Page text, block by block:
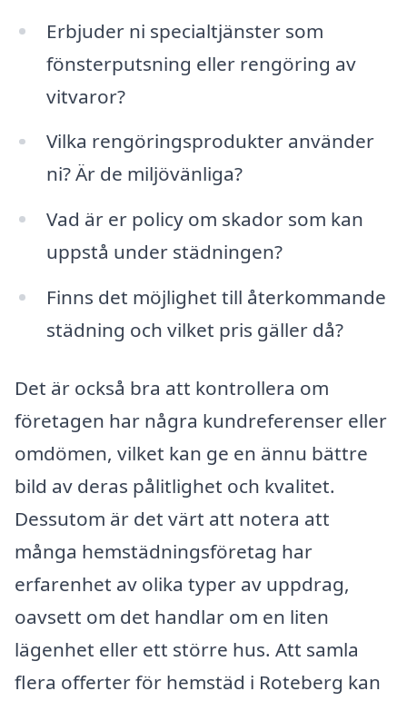
Erbjuder ni specialtjänster som
fönsterputsning eller rengöring av
vitvaror?
Vilka rengöringsprodukter använder
ni? Är de miljövänliga?
Vad är er policy om skador som kan
uppstå under städningen?
Finns det möjlighet till återkommande
städning och vilket pris gäller då?
Det är också bra att kontrollera om
företagen har några kundreferenser eller
omdömen, vilket kan ge en ännu bättre
bild av deras pålitlighet och kvalitet.
Dessutom är det värt att notera att
många hemstädningsföretag har
erfarenhet av olika typer av uppdrag,
oavsett om det handlar om en liten
lägenhet eller ett större hus. Att samla
flera offerter för hemstäd i Roteberg kan